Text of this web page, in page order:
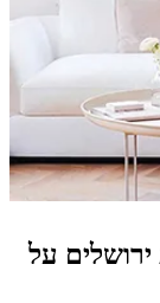
ירושלים על